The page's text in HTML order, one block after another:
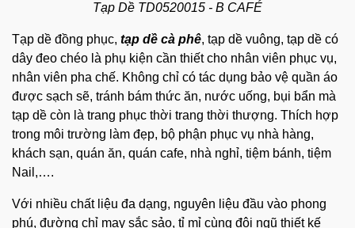
Tạp Dề TD0520015 - B CAFÉ
Tạp dề đồng phục, tạp dề cà phê, tạp dề vuông, tạp dề có
dây đeo chéo là phụ kiện cần thiết cho nhân viên phục vụ,
nhân viên pha chế. Không chỉ có tác dụng bảo vệ quần áo
được sạch sẽ, tránh bám thức ăn, nước uống, bụi bẩn mà
tạp dề còn là trang phục thời trang thời thượng. Thích hợp
trong môi trường làm đẹp, bộ phận phục vụ nhà hàng,
khách sạn, quán ăn, quán cafe, nhà nghỉ, tiệm bánh, tiệm
Nail,….
Với nhiều chất liệu đa dạng, nguyên liệu đầu vào phong
phú, đường chỉ may sắc sảo, tỉ mỉ cùng đội ngũ thiết kế